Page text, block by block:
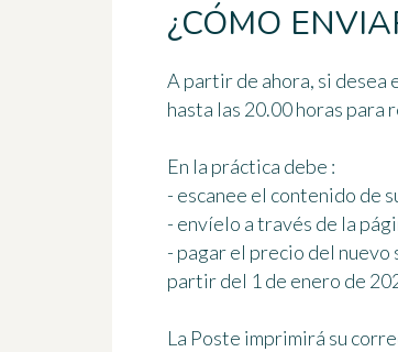
¿CÓMO
A partir de ahora, si
hasta las 20.00 horas
En la práctica debe :
- escanee el contenido de
- envíelo a través de la
- pagar el precio del
partir del 1 de enero de
La Poste imprimirá su